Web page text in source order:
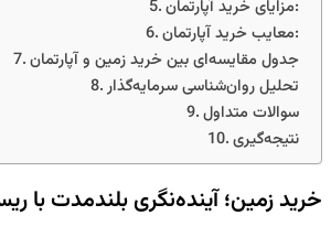
مزایای خرید آپارتمان:
معایب خرید آپارتمان:
جدول مقایسه‌ای بین خرید زمین و آپارتمان
تحلیل روان‌شناسی سرمایه‌گذار
سوالات متداول
نتیجه‌گیری
خرید زمین؛ آینده‌نگری بلندمدت با